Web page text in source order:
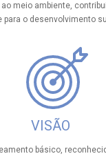
meio ambiente,
para o desenvolvimento
VISÃO
básico,